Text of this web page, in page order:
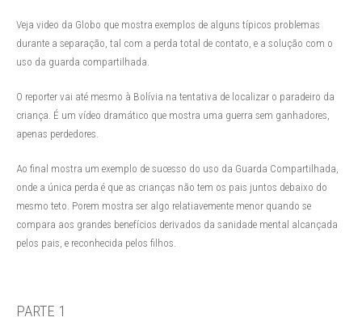
Veja video da Globo que mostra exemplos de alguns típicos problemas
durante a separação, tal com a perda total de contato, e a solução com o
uso da guarda compartilhada.
O reporter vai até mesmo à Bolívia na tentativa de localizar o paradeiro da
criança. É um vídeo dramático que mostra uma guerra sem ganhadores,
apenas perdedores.
Ao final mostra um exemplo de sucesso do uso da Guarda Compartilhada,
onde a única perda é que as crianças não tem os pais juntos debaixo do
mesmo teto. Porem mostra ser algo relatiavemente menor quando se
compara aos grandes benefícios derivados da sanidade mental alcançada
pelos pais, e reconhecida pelos filhos.
PARTE 1